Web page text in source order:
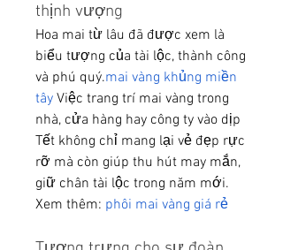
thịnh vượng
Hoa mai từ lâu đã được xem là
biểu tượng của tài lộc, thành công
và phú quý.mai vàng khủng miền
tây Việc trang trí mai vàng trong
nhà, cửa hàng hay công ty vào dịp
Tết không chỉ mang lại vẻ đẹp rực
rỡ mà còn giúp thu hút may mắn,
giữ chân tài lộc trong năm mới.
Xem thêm: phôi mai vàng giá rẻ